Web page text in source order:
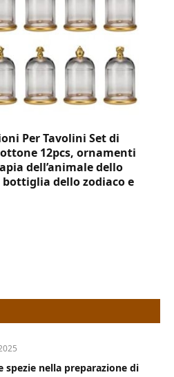
Per Tavolini Set di
12pcs, ornamenti
dell’animale dello
dello zodiaco e
spezie nella preparazione di